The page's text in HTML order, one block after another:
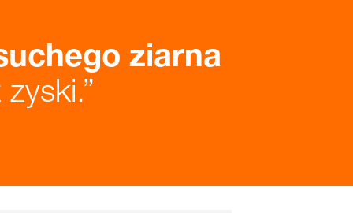
ziarna